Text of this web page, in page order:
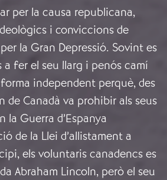
per la causa republicana,
i conviccions de
la Gran Depressió. Sovint es
fer el seu llarg i penós camí
independent perquè, des
de Canadà va prohibir als seus
Guerra d’Espanya
de la Llei d’allistament a
els voluntaris canadencs es
Abraham Lincoln, però el seu